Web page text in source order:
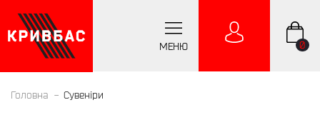
МЕНЮ 0
Головна Сувенiри